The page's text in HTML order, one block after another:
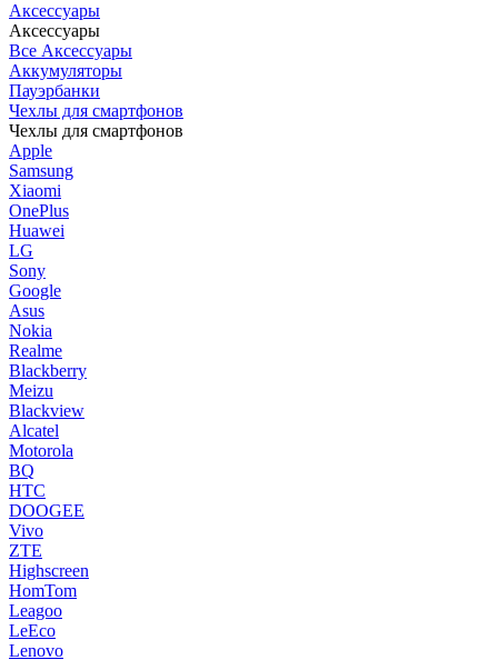
Аксессуары
Аксессуары
Все Аксессуары
Аккумуляторы
Пауэрбанки
Чехлы для смартфонов
Чехлы для смартфонов
Apple
Samsung
Xiaomi
OnePlus
Huawei
LG
Sony
Google
Asus
Nokia
Realme
Blackberry
Meizu
Blackview
Alcatel
Motorola
BQ
HTC
DOOGEE
Vivo
ZTE
Highscreen
HomTom
Leagoo
LeEco
Lenovo